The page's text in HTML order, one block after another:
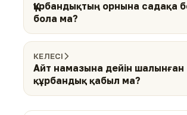
Құрбандықтың орнына садақа
бола ма?
КЕЛЕСІ
Айт намазына дейін шалынған
құрбандық қабыл ма?